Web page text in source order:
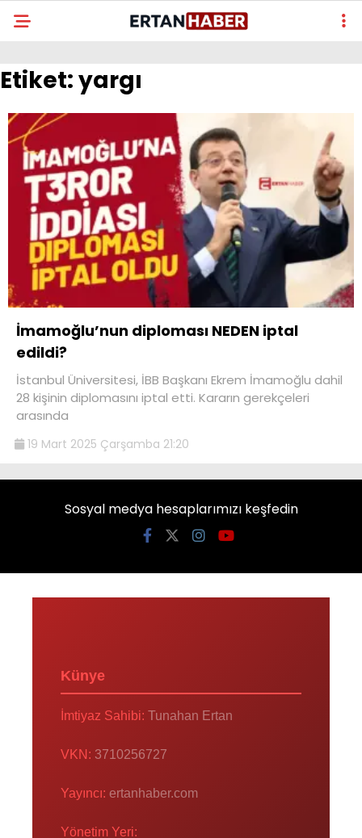
Etiket:yargı
İmamoğlu’nun diploması NEDEN iptal
edildi?
İstanbul Üniversitesi, İBB Başkanı Ekrem İmamoğlu dahil
28 kişinin diplomasını iptal etti. Kararın gerekçeleri
arasında
19 Mart 2025 Çarşamba 21:20
Sosyal medya hesaplarımızı keşfedin
Künye
İmtiyaz Sahibi: Tunahan Ertan
VKN: 3710256727
Yayıncı: ertanhaber.com
Yönetim Yeri: